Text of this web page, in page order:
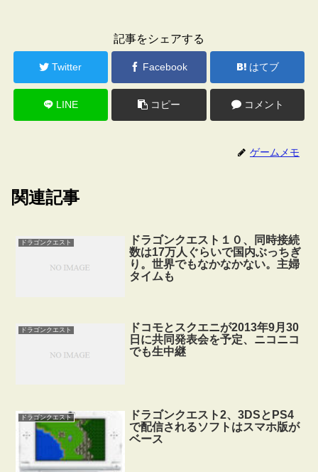
記事をシェアする
Twitter Facebook はてブ
LINE コピー コメント
ゲームメモ
関連記事
ドラゴンクエスト
ドラゴンクエスト１０、同時接続
数は17万人ぐらいで国内ぶっちぎ
り。世界でもなかなかない。主婦
タイムも
ドラゴンクエスト
ドコモとスクエニが2013年9月30
日に共同発表会を予定、ニコニコ
でも生中継
ドラゴンクエスト
ドラゴンクエスト2、3DSとPS4
で配信されるソフトはスマホ版が
ベース